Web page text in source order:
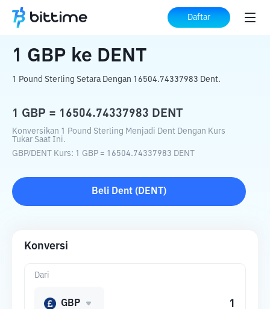
Daftar
Beranda Konverter Kripto ke DENT
1 GBP ke DENT
1 Pound Sterling Setara Dengan 16504.74337983 Dent.
1 GBP = 16504.74337983 DENT
Konversikan 1 Pound Sterling Menjadi Dent Dengan Kurs
Tukar Saat Ini.
GBP/DENT Kurs: 1 GBP = 16504.74337983 DENT
Beli Dent ( DENT )
Konversi
Dari
GBP